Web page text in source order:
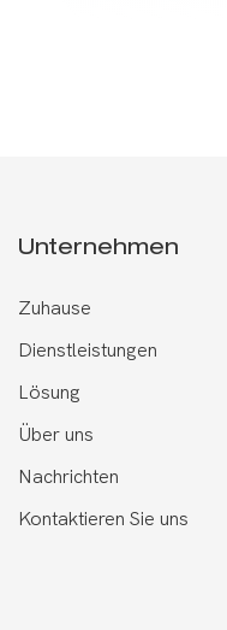
Unternehmen
Zuhause
Dienstleistungen
Lösung
Über uns
Nachrichten
Kontaktieren Sie uns